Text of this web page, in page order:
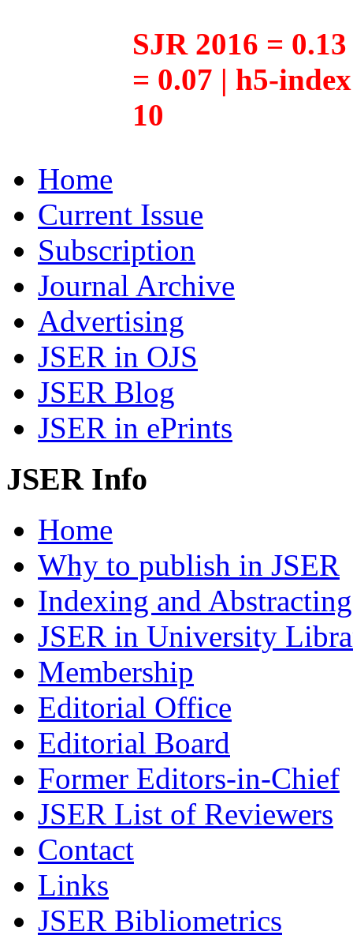
SJR 2016 =
= 0.07 | h5-
10
Home
Current Issue
Subscription
Journal Archive
Advertising
JSER in OJS
JSER Blog
JSER in ePrints
JSER Info
Home
Why to publish in JSER
Indexing and Abstracting
JSER in University
Membership
Editorial Office
Editorial Board
Former Editors-in-Chief
JSER List of Reviewers
Contact
Links
JSER Bibliometrics